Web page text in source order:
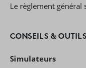
Le règlement
CONSEILS & OUTILS
Simulateurs